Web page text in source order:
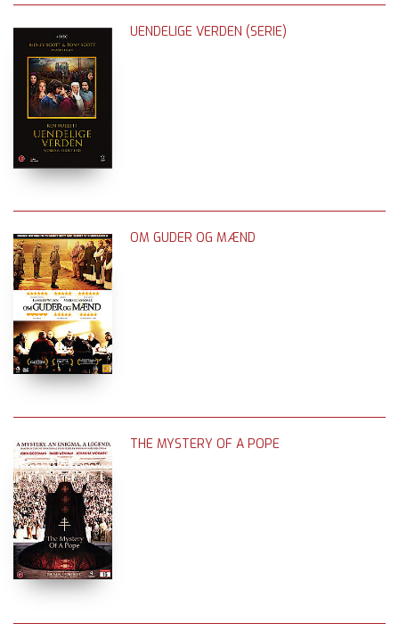
UENDELIGE VERDEN (SERIE)
OM GUDER OG MÆND
THE MYSTERY OF A POPE